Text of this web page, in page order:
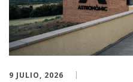
9 JULIO, 2026